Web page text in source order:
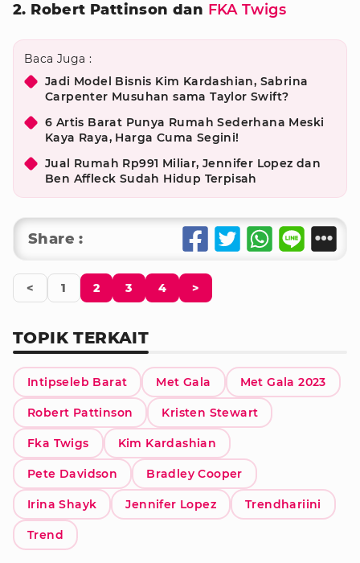
2. Robert Pattinson dan FKA Twigs
Baca Juga :
Jadi Model Bisnis Kim Kardashian, Sabrina
Carpenter Musuhan sama Taylor Swift?
6 Artis Barat Punya Rumah Sederhana Meski
Kaya Raya, Harga Cuma Segini!
Jual Rumah Rp991 Miliar, Jennifer Lopez dan
Ben Affleck Sudah Hidup Terpisah
Share :
< 1 2 3 4 >
TOPIK TERKAIT
Intipseleb Barat Met Gala Met Gala 2023
Robert Pattinson Kristen Stewart
Fka Twigs Kim Kardashian
Pete Davidson Bradley Cooper
Irina Shayk Jennifer Lopez Trendhariini
Trend